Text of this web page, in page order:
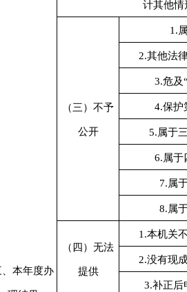
、本年度办
计其他情
（三）不予
公开
1.
2.其他法
3.危及
4.保护
5.属于
6.属于
7.属
8.属
（四）无法
提供
1.本机关
2.没有现
3.补正后